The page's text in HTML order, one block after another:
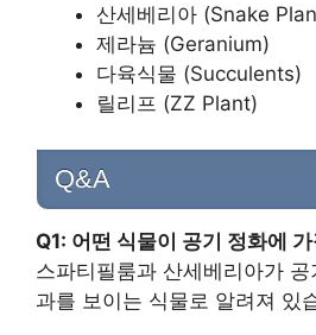
산세베리아 (Snake
제라늄 (Geranium)
다육식물 (Succulents)
릴리프 (ZZ Plant)
Q&A
Q1: 어떤 식물이 공기 정화에
스파티필룸과 산세베리아가
과를 보이는 식물로 알려져 있